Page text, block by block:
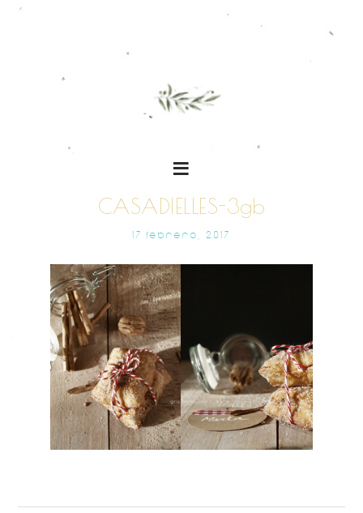
CASADIELLES-3gb
17 FEBRERO, 2017